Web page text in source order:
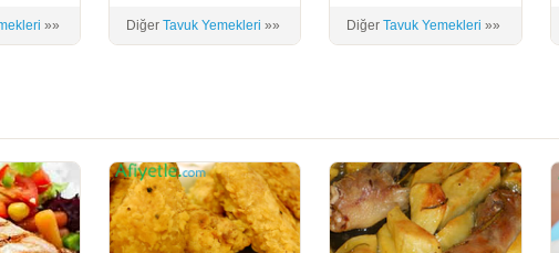
»» DiğerTavuk Yemekleri »» DiğerTavuk Yemekleri »»